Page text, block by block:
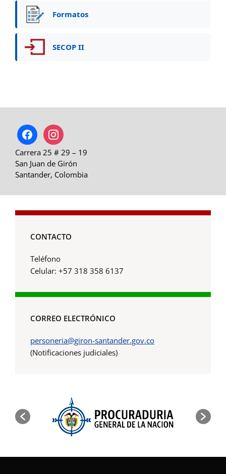
Formatos
SECOP II
facebookinstagram
Carrera 25 # 29 – 19
San Juan de Girón
Santander, Colombia
CONTACTO
Teléfono
Celular: +57 318 358 6137
CORREO ELECTRÓNICO
personeria@giron-santander.gov.co
(Notificaciones judiciales)